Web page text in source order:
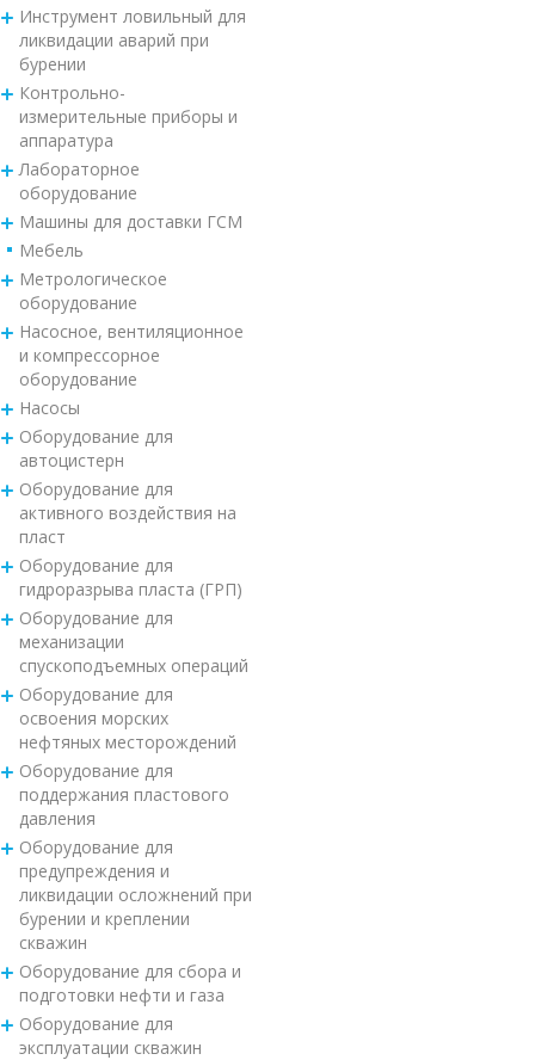
Инструмент ловильный для
ликвидации аварий при
бурении
Контрольно-
измерительные приборы и
аппаратура
Лабораторное
оборудование
Машины для доставки ГСМ
Мебель
Метрологическое
оборудование
Насосное, вентиляционное
и компрессорное
оборудование
Насосы
Оборудование для
автоцистерн
Оборудование для
активного воздействия на
пласт
Оборудование для
гидроразрыва пласта (ГРП)
Оборудование для
механизации
спускоподъемных операций
Оборудование для
освоения морских
нефтяных месторождений
Оборудование для
поддержания пластового
давления
Оборудование для
предупреждения и
ликвидации осложнений при
бурении и креплении
скважин
Оборудование для сбора и
подготовки нефти и газа
Оборудование для
эксплуатации скважин